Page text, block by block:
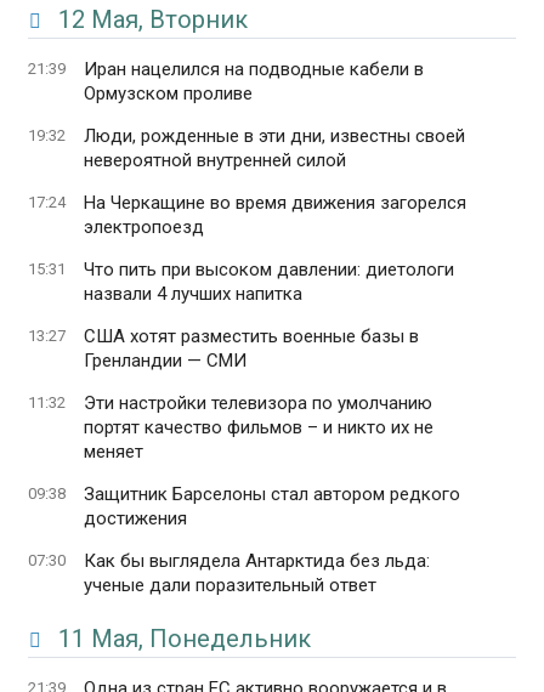
12 Мая, Вторник
21:39
Иран нацелился на подводные кабели в
Ормузском проливе
19:32
Люди, рожденные в эти дни, известны своей
невероятной внутренней силой
17:24
На Черкащине во время движения загорелся
электропоезд
15:31
Что пить при высоком давлении: диетологи
назвали 4 лучших напитка
13:27
США хотят разместить военные базы в
Гренландии — СМИ
11:32
Эти настройки телевизора по умолчанию
портят качество фильмов – и никто их не
меняет
09:38
Защитник Барселоны стал автором редкого
достижения
07:30
Как бы выглядела Антарктида без льда:
ученые дали поразительный ответ
11 Мая, Понедельник
21:39